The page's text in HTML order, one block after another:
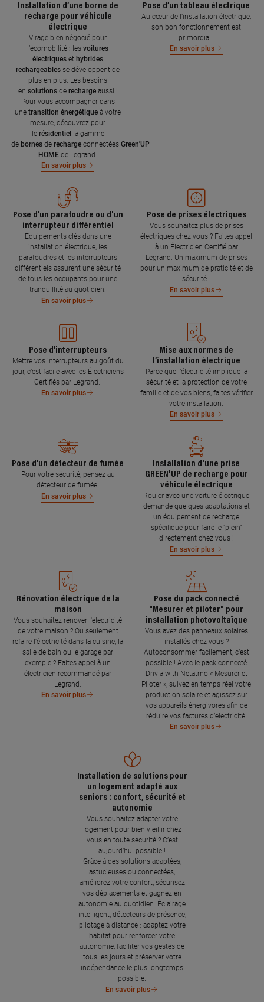
Installation d’une borne de
recharge pour véhicule
électrique
Virage bien négocié pour
l’écomobilité : les voitures
électriques et hybrides
rechargeables se développent de
plus en plus. Les besoins
en solutions de recharge aussi !
Pour vous accompagner dans
une transition énergétique à votre
mesure, découvrez pour
le résidentiel la gamme
de bornes de recharge connectées Green'UP
HOME de Legrand.
En savoir plus
Pose d’un tableau électrique
Au cœur de l’installation électrique,
son bon fonctionnement est
primordial.
En savoir plus
Pose d’un parafoudre ou d'un
interrupteur différentiel
Equipements clés dans une
installation électrique, les
parafoudres et les interrupteurs
différentiels assurent une sécurité
de tous les occupants pour une
tranquillité au quotidien.
En savoir plus
Pose de prises électriques
Vous souhaitez plus de prises
électriques chez vous ? Faites appel
à un Électricien Certifié par
Legrand. Un maximum de prises
pour un maximum de praticité et de
sécurité.
En savoir plus
Pose d’interrupteurs
Mettre vos interrupteurs au goût du
jour, c’est facile avec les Électriciens
Certifiés par Legrand.
En savoir plus
Mise aux normes de
l’installation électrique
Parce que l’électricité implique la
sécurité et la protection de votre
famille et de vos biens, faites vérifier
votre installation.
En savoir plus
Pose d’un détecteur de fumée
Pour votre sécurité, pensez au
détecteur de fumée.
En savoir plus
Installation d'une prise
GREEN'UP de recharge pour
véhicule électrique
Rouler avec une voiture électrique
demande quelques adaptations et
un équipement de recharge
spécifique pour faire le "plein"
directement chez vous !
En savoir plus
Rénovation électrique de la
maison
Vous souhaitez rénover l'électricité
de votre maison ? Ou seulement
refaire l'électricité dans la cuisine, la
salle de bain ou le garage par
exemple ? Faites appel à un
électricien recommandé par
Legrand.
En savoir plus
Pose du pack connecté
"Mesurer et piloter" pour
installation photovoltaïque
Vous avez des panneaux solaires
installés chez vous ?
Autoconsommer facilement, c’est
possible ! Avec le pack connecté
Drivia with Netatmo « Mesurer et
Piloter », suivez en temps réel votre
production solaire et agissez sur
vos appareils énergivores afin de
réduire vos factures d’électricité.
En savoir plus
Installation de solutions pour
un logement adapté aux
seniors : confort, sécurité et
autonomie
Vous souhaitez adapter votre
logement pour bien vieillir chez
vous en toute sécurité ? C’est
aujourd’hui possible !
Grâce à des solutions adaptées,
astucieuses ou connectées,
améliorez votre confort, sécurisez
vos déplacements et gagnez en
autonomie au quotidien. Éclairage
intelligent, détecteurs de présence,
pilotage à distance : adaptez votre
habitat pour renforcer votre
autonomie, faciliter vos gestes de
tous les jours et préserver votre
indépendance le plus longtemps
possible.
En savoir plus